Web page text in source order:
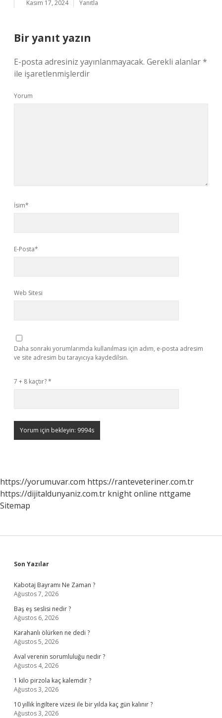
Kasım 17, 2024 Yanıtla
Bir yanıt yazın
E-posta adresiniz yayınlanmayacak. Gerekli alanlar*
ile işaretlenmişlerdir
Yorum
İsim*
E-Posta*
Web Sitesi
Daha sonraki yorumlarımda kullanılması için adım, e-posta adresim
ve site adresim bu tarayıcıya kaydedilsin.
7 + 8 kaçtır?*
https://yorumuvar.com https://ranteveteriner.com.tr
https://dijitaldunyaniz.com.tr knight online nttgame
Sitemap
Sidebar
Son Yazılar
Kabotaj Bayramı Ne Zaman ?
Ağustos 7, 2026
Baş eş seslisi nedir ?
Ağustos 6, 2026
Karahanlı ölürken ne dedi ?
Ağustos 5, 2026
Aval verenin sorumluluğu nedir ?
Ağustos 4, 2026
1 kilo pirzola kaç kalemdir ?
Ağustos 3, 2026
10 yıllık İngiltere vizesi ile bir yılda kaç gün kalınır ?
Ağustos 3, 2026